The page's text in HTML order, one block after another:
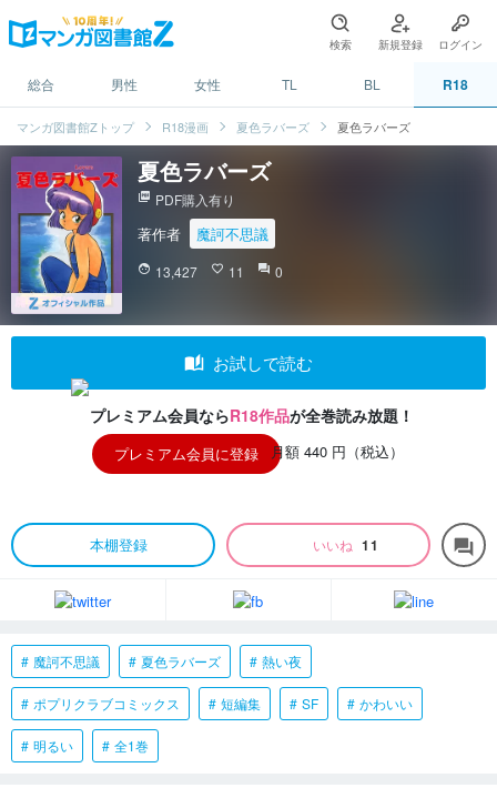
検索 新規登録 ログイン
総合 男性 女性 TL BL R18
マンガ図書館Zトップ R18漫画 夏色ラバーズ 夏色ラバーズ
夏色ラバーズ
picture_as_pdf PDF購入有り
著作者 魔訶不思議
face 13,427 favorite_border 11 question_answer 0
auto_stories お試しで読む
プレミアム会員ならR18作品が全巻読み放題！
プレミアム会員に登録 月額 440 円（税込）
本棚登録 いいね 11 forum
魔訶不思議 夏色ラバーズ 熱い夜
ポプリクラブコミックス 短編集 SF かわいい
明るい 全1巻